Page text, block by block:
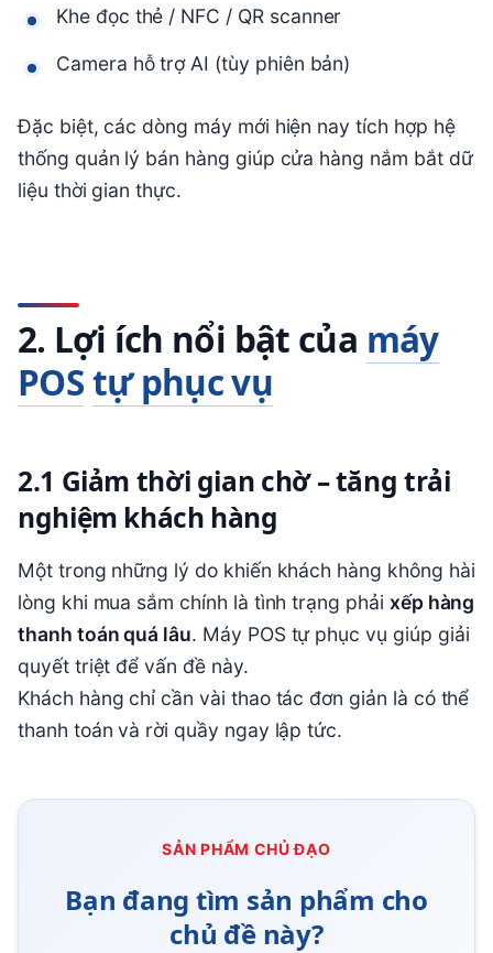
Khe đọc thẻ / NFC / QR scanner
Camera hỗ trợ AI (tùy phiên bản)
Đặc biệt, các dòng máy mới hiện nay tích hợp hệ
thống quản lý bán hàng giúp cửa hàng nắm bắt dữ
liệu thời gian thực.
2. Lợi ích nổi bật của máy
POStự phục vụ
2.1 Giảm thời gian chờ – tăng trải
nghiệm khách hàng
Một trong những lý do khiến khách hàng không hài
lòng khi mua sắm chính là tình trạng phải xếp hàng
thanh toán quá lâu. Máy POS tự phục vụ giúp giải
quyết triệt để vấn đề này.
Khách hàng chỉ cần vài thao tác đơn giản là có thể
thanh toán và rời quầy ngay lập tức.
SẢN PHẨM CHỦ ĐẠO
Bạn đang tìm sản phẩm cho
chủ đề này?